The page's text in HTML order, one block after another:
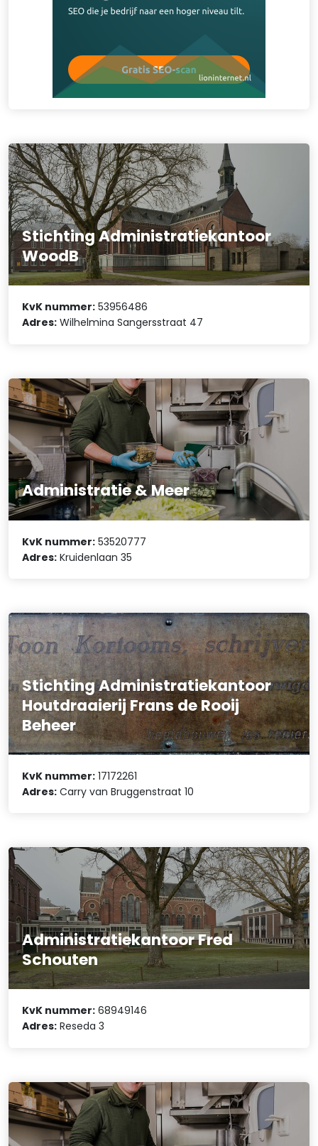
Stichting Administratiekantoor
WoodB
KvK nummer: 53956486
Adres: Wilhelmina Sangersstraat 47
Administratie & Meer
KvK nummer: 53520777
Adres: Kruidenlaan 35
Stichting Administratiekantoor
Houtdraaierij Frans de Rooij
Beheer
KvK nummer: 17172261
Adres: Carry van Bruggenstraat 10
Administratiekantoor Fred
Schouten
KvK nummer: 68949146
Adres: Reseda 3